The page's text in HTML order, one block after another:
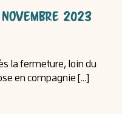
2023
la fermeture, loin du
en compagnie […]